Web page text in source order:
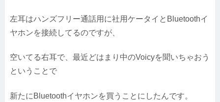
左耳はハンズフリー通話用に社用ケータイとBluetoothイ
ヤホンを接続してるのですが、
空いてる右耳で、最近どはまり中のVoicyを聞いちゃおう
ということで
新たにBluetoothイヤホンを買うことにしたんです。